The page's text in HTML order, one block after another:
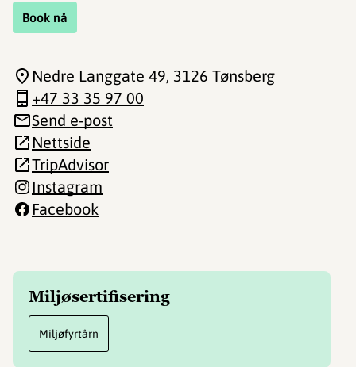
Book nå
Nedre Langgate 49, 3126 Tønsberg
+47 33 35 97 00
Send e-post
Nettside
TripAdvisor
Instagram
Facebook
Miljøsertifisering
Miljøfyrtårn